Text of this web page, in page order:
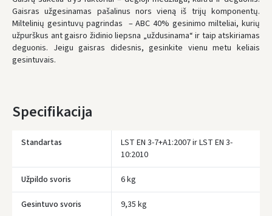
Gaisras užgesinamas pašalinus nors vieną iš trijų komponentų.
Miltelinių gesintuvų pagrindas – ABC 40% gesinimo milteliai, kurių
užpurškus ant gaisro židinio liepsna „uždusinama“ ir taip atskiriamas
deguonis. Jeigu gaisras didesnis, gesinkite vienu metu keliais
gesintuvais.
Specifikacija
Standartas
LST EN 3-7+A1:2007 ir LST EN 3-
10:2010
Užpildo svoris 6 kg
Gesintuvo svoris 9,35 kg
Įvertinimas: